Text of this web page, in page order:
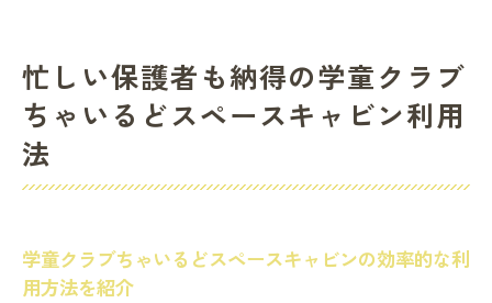
忙しい保護者も納得の学童クラブ
ちゃいるどスペースキャビン利用
法
学童クラブちゃいるどスペースキャビンの効率的な利
用方法を紹介